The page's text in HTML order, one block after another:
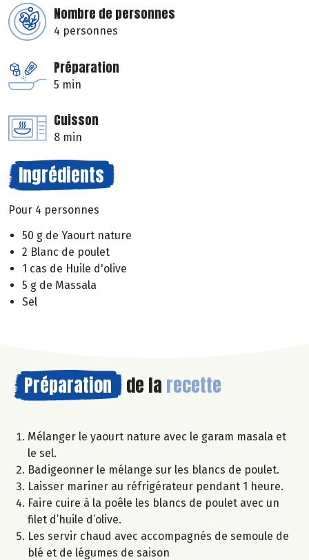
Nombre de personnes
4 personnes
Préparation
5 min
Cuisson
8 min
Ingrédients
Pour 4 personnes
50 g de Yaourt nature
2 Blanc de poulet
1 cas de Huile d'olive
5 g de Massala
Sel
Préparation de la recette
Mélanger le yaourt nature avec le garam masala et
le sel.
Badigeonner le mélange sur les blancs de poulet.
Laisser mariner au réfrigérateur pendant 1 heure.
Faire cuire à la poêle les blancs de poulet avec un
filet d’huile d’olive.
Les servir chaud avec accompagnés de semoule de
blé et de légumes de saison